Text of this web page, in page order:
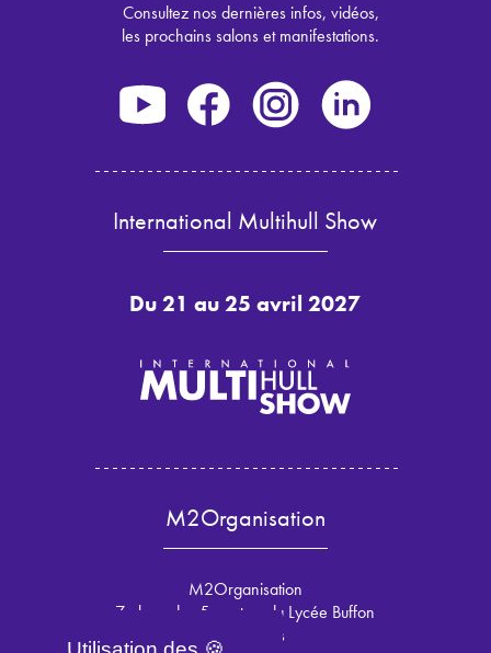
Consultez nos dernières infos, vidéos,
les prochains salons et manifestations.
International Multihull Show
Du 21 au 25 avril 2027
M2Organisation
M2Organisation
7 place des 5 martyrs du Lycée Buffon
75015 Paris